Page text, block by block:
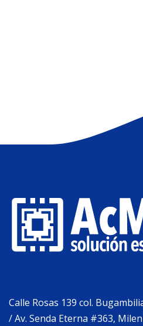
Calle Rosas 139 col.
/ Av. Senda Eterna #363,